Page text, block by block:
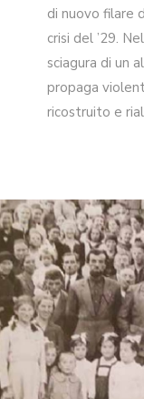
di nuovo filare
crisi del ’29.
sciagura di un
propaga
ricostruito e